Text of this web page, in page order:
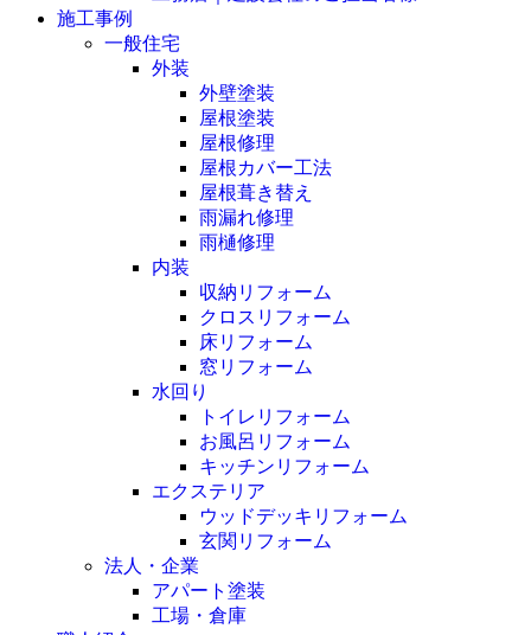
施工事例
一般住宅
外装
外壁塗装
屋根塗装
屋根修理
屋根カバー工法
屋根葺き替え
雨漏れ修理
雨樋修理
内装
収納リフォーム
クロスリフォーム
床リフォーム
窓リフォーム
水回り
トイレリフォーム
お風呂リフォーム
キッチンリフォーム
エクステリア
ウッドデッキリフォーム
玄関リフォーム
法人・企業
アパート塗装
工場・倉庫